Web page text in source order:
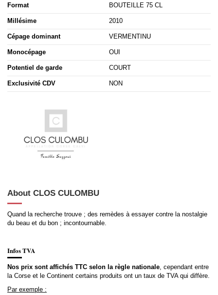
Format BOUTEILLE 75 CL
Millésime 2010
Cépage dominant VERMENTINU
Monocépage OUI
Potentiel de garde COURT
Exclusivité CDV NON
About CLOS CULOMBU
Quand la recherche trouve ; des remèdes à essayer contre la nostalgie
du beau et du bon ; incontournable.
Infos TVA
Nos prix sont affichés TTC selon la règle nationale, cependant entre
la Corse et le Continent certains produits ont un taux de TVA qui diffère.
Par exemple :